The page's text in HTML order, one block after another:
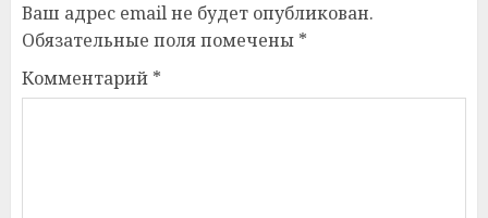
Ваш адрес email не будет опубликован.
Обязательные поля помечены *
Комментарий *